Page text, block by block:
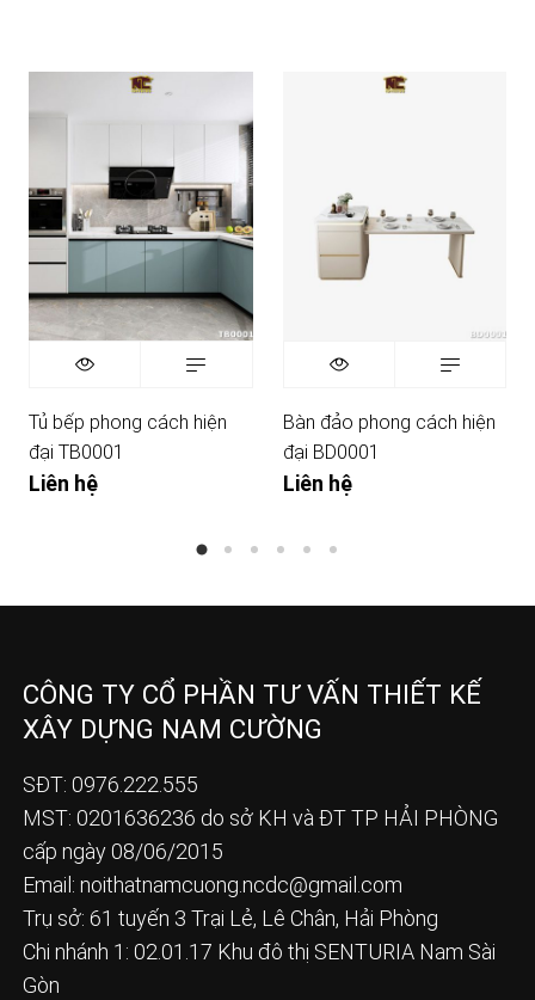
Tủ bếp phong cách hiện
đại TB0001
Liên hệ
Bàn đảo phong cách hiện
đại BD0001
Liên hệ
CÔNG TY CỔ PHẦN TƯ VẤN THIẾT KẾ
XÂY DỰNG NAM CƯỜNG
SĐT: 0976.222.555
MST: 0201636236 do sở KH và ĐT TP HẢI PHÒNG
cấp ngày 08/06/2015
Email: noithatnamcuong.ncdc@gmail.com
Trụ sở: 61 tuyến 3 Trại Lẻ, Lê Chân, Hải Phòng
Chi nhánh 1: 02.01.17 Khu đô thị SENTURIA Nam Sài
Gòn